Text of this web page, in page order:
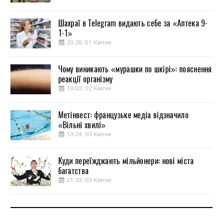
Шахраї в Telegram видають себе за «Аптека 9-
1-1»
23:29, 01 Квітня
Чому виникають «мурашки по шкірі»: пояснення
реакції організму
19:03, 02 Квітня
Метінвест: французьке медіа відзначило
«Вільні хвилі»
13:24, 03 Квітня
Куди переїжджають мільйонери: нові міста
багатства
21:23, 03 Квітня